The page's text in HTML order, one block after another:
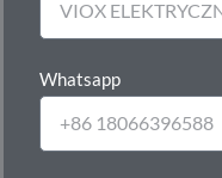
Whatsapp